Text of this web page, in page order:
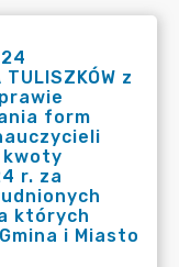
TULISZKÓW z
form
kwoty
r. za
których
i Miasto